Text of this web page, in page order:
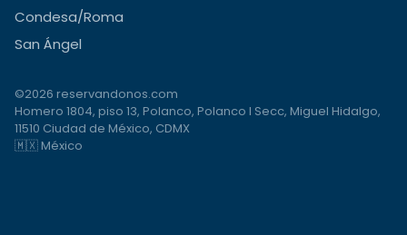
Condesa/Roma
San Ángel
©2026 reservandonos.com
Homero 1804, piso 13, Polanco, Polanco I Secc, Miguel Hidalgo,
11510 Ciudad de México, CDMX
🇲🇽 México